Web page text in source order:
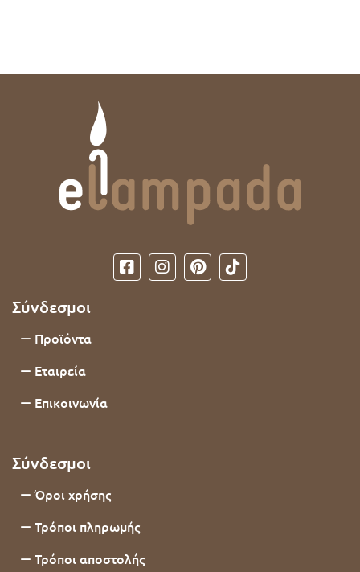
Σύνδεσμοι
Προϊόντα
Εταιρεία
Επικοινωνία
Σύνδεσμοι
Όροι χρήσης
Τρόποι πληρωμής
Τρόποι αποστολής